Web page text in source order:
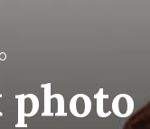
photo